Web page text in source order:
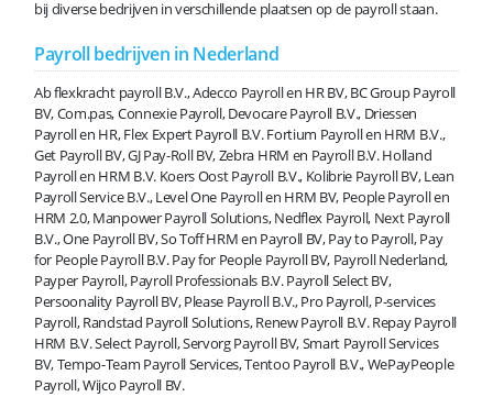
bij diverse bedrijven in verschillende plaatsen op de payroll staan.
Payroll bedrijven in Nederland
Ab flexkracht payroll B.V., Adecco Payroll en HR BV, BC Group Payroll
BV, Com.pas, Connexie Payroll, Devocare Payroll B.V., Driessen
Payroll en HR, Flex Expert Payroll B.V. Fortium Payroll en HRM B.V.,
Get Payroll BV, GJ Pay-Roll BV, Zebra HRM en Payroll B.V. Holland
Payroll en HRM B.V. Koers Oost Payroll B.V., Kolibrie Payroll BV, Lean
Payroll Service B.V., Level One Payroll en HRM BV, People Payroll en
HRM 2.0, Manpower Payroll Solutions, Nedflex Payroll, Next Payroll
B.V., One Payroll BV, So Toff HRM en Payroll BV, Pay to Payroll, Pay
for People Payroll B.V. Pay for People Payroll BV, Payroll Nederland,
Payper Payroll, Payroll Professionals B.V. Payroll Select BV,
Persoonality Payroll BV, Please Payroll B.V., Pro Payroll, P-services
Payroll, Randstad Payroll Solutions, Renew Payroll B.V. Repay Payroll
HRM B.V. Select Payroll, Servorg Payroll BV, Smart Payroll Services
BV, Tempo-Team Payroll Services, Tentoo Payroll B.V., WePayPeople
Payroll, Wijco Payroll BV.